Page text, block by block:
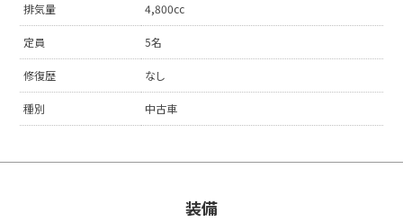
排気量 4,800cc
定員 5名
修復歴 なし
種別 中古車
装備